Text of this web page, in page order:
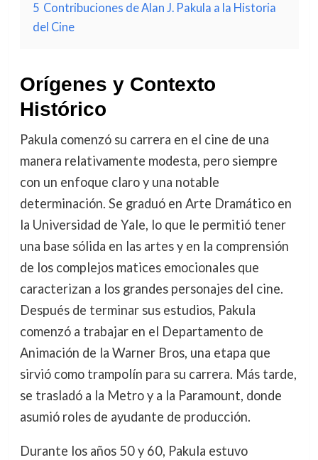
5 Contribuciones de Alan J. Pakula a la Historia
del Cine
Orígenes y Contexto
Histórico
Pakula comenzó su carrera en el cine de una
manera relativamente modesta, pero siempre
con un enfoque claro y una notable
determinación. Se graduó en Arte Dramático en
la Universidad de Yale, lo que le permitió tener
una base sólida en las artes y en la comprensión
de los complejos matices emocionales que
caracterizan a los grandes personajes del cine.
Después de terminar sus estudios, Pakula
comenzó a trabajar en el Departamento de
Animación de la Warner Bros, una etapa que
sirvió como trampolín para su carrera. Más tarde,
se trasladó a la Metro y a la Paramount, donde
asumió roles de ayudante de producción.
Durante los años 50 y 60, Pakula estuvo